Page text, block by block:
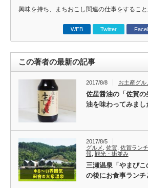
興味を持ち、まちおこし関連の仕事をすること
WEB Twitter
この著者の最新の記事
2017/8/8 お土産グル
佐星醤油の「佐賀
油を味わってみまし
2017/8/5
グルメ
佐賀, 佐賀ランチ
報 観光・街並み
三瀬温泉「やまび
の後にお食事ランチ